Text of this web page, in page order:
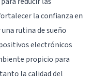
la confianza en
rutina de sueño
electrónicos
propicio para
la calidad del